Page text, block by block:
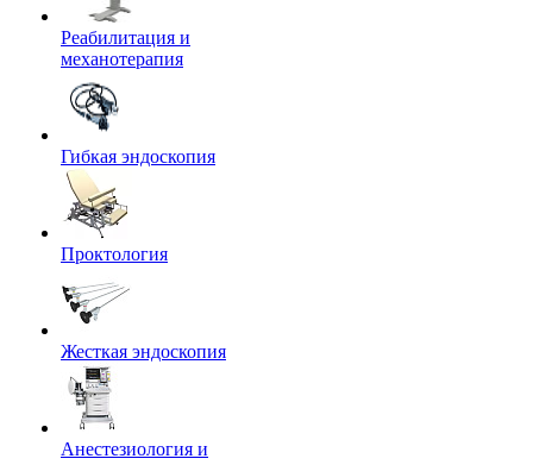
Реабилитация и
механотерапия
Гибкая эндоскопия
Проктология
Жесткая эндоскопия
Анестезиология и